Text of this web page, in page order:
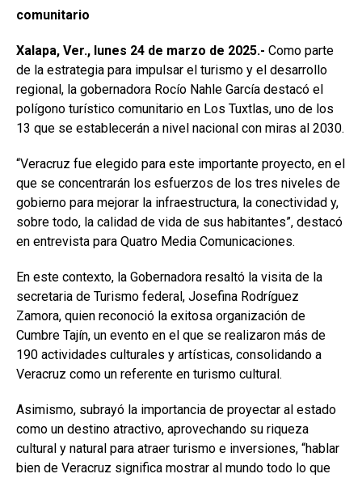
comunitario
Xalapa, Ver., lunes 24 de marzo de 2025.- Como parte
de la estrategia para impulsar el turismo y el desarrollo
regional, la gobernadora Rocío Nahle García destacó el
polígono turístico comunitario en Los Tuxtlas, uno de los
13 que se establecerán a nivel nacional con miras al 2030.
“Veracruz fue elegido para este importante proyecto, en el
que se concentrarán los esfuerzos de los tres niveles de
gobierno para mejorar la infraestructura, la conectividad y,
sobre todo, la calidad de vida de sus habitantes”, destacó
en entrevista para Quatro Media Comunicaciones.
En este contexto, la Gobernadora resaltó la visita de la
secretaria de Turismo federal, Josefina Rodríguez
Zamora, quien reconoció la exitosa organización de
Cumbre Tajín, un evento en el que se realizaron más de
190 actividades culturales y artísticas, consolidando a
Veracruz como un referente en turismo cultural.
Asimismo, subrayó la importancia de proyectar al estado
como un destino atractivo, aprovechando su riqueza
cultural y natural para atraer turismo e inversiones, “hablar
bien de Veracruz significa mostrar al mundo todo lo que